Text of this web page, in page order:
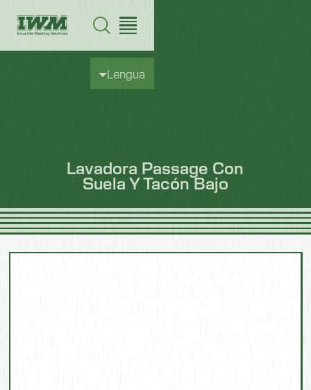
Lengua
Lavadora Passage Con
Suela Y Tacón Bajo